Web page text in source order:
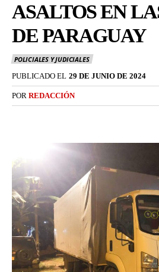
ASALTOS EN
DE PARAGUAY
POLICIALES Y JUDICIALES
PUBLICADO EL 29 DE JUNIO DE 2024
POR REDACCIÓN